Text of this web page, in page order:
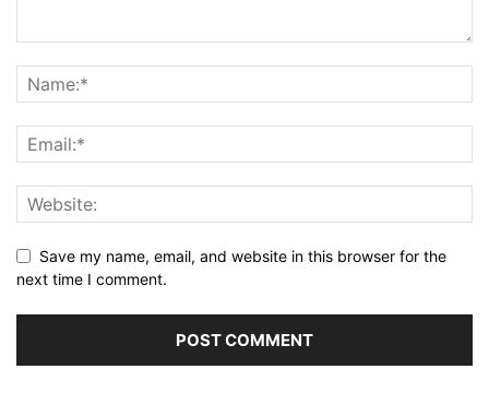
Save my name, email, and website in this browser for the
next time I comment.